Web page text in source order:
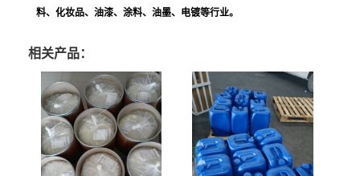
料、化妆品、油漆、涂料、油墨、电镀等行业。
相关产品：